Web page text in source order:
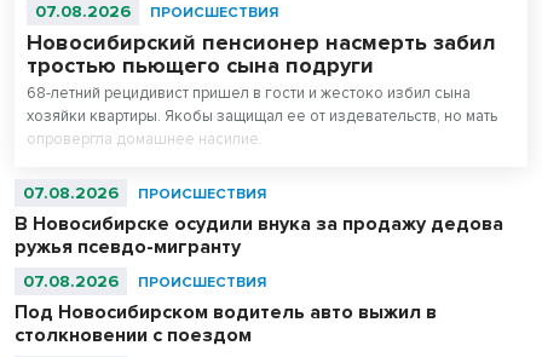
07.08.2026 ПРОИСШЕСТВИЯ
Новосибирский пенсионер насмерть забил
тростью пьющего сына подруги
68-летний рецидивист пришел в гости и жестоко избил сына
хозяйки квартиры. Якобы защищал ее от издевательств, но мать
опровергла домашнее насилие.
07.08.2026 ПРОИСШЕСТВИЯ
В Новосибирске осудили внука за продажу дедова
ружья псевдо-мигранту
07.08.2026 ПРОИСШЕСТВИЯ
Под Новосибирском водитель авто выжил в
столкновении с поездом